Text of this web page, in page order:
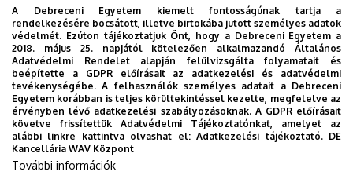
Hungarian reduplicated numerals that show that the
meaning of these elements cannot be captured in terms
of distributivity – where distributivity is understood as a
relation between sets of entities –, contrary to what
previous analyses suggest. I will argue that Hungarian
reduplicated numerals are a special class of numerals that
provide the cardinality of entities in different sets
(Distributive Counting Hypothesis), and I will sketch out a
formalization of this intuition.
A Debreceni Egyetem kiemelt fontosságúnak tartja a
rendelkezésére bocsátott, illetve birtokába jutott személyes adatok
védelmét. Ezúton tájékoztatjuk Önt, hogy a Debreceni Egyetem a
2018. május 25. napjától kötelezően alkalmazandó Általános
Adatvédelmi Rendelet alapján felülvizsgálta folyamatait és
beépítette a GDPR előírásait az adatkezelési és adatvédelmi
tevékenységébe. A felhasználók személyes adatait a Debreceni
Egyetem korábban is teljes körültekintéssel kezelte, megfelelve az
érvényben lévő adatkezelési szabályozásoknak. A GDPR előírásait
követve frissítettük Adatvédelmi Tájékoztatónkat, amelyet az
alábbi linkre kattintva olvashat el:Adatkezelési tájékoztató. DE
Kancellária WAV Központ
További információk